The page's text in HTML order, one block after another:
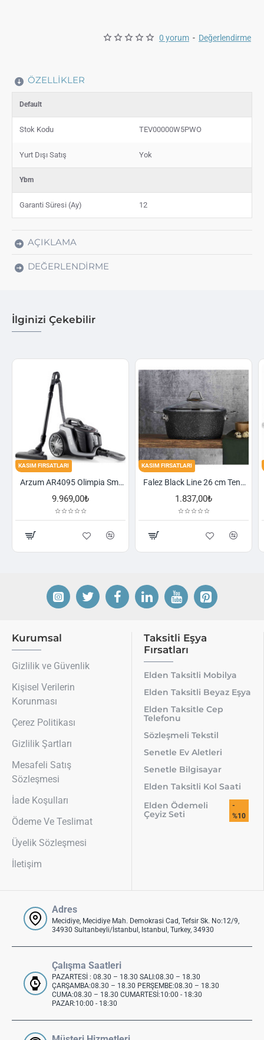
0 yorum - Değerlendirme
ÖZELLIKLER
Default
Stok Kodu TEV00000W5PWO
Yurt Dışı Satış Yok
Ybm
Garanti Süresi (Ay) 12
AÇIKLAMA
DEĞERLENDIRME
İlginizi Çekebilir
KASIM FIRSATLARI
Falez Black Line 26 cm Tencere
1.837,00₺
KASIM FIRSATLARI
Schafer Cookhaus 6 Parça Çelik Sahan Seti-Gümüş
2.521,00₺
Kurumsal
Gizlilik ve Güvenlik
Kişisel Verilerin
Korunması
Çerez Politikası
Gizlilik Şartları
Mesafeli Satış
Sözleşmesi
İade Koşulları
Ödeme Ve Teslimat
Üyelik Sözleşmesi
İletişim
Taksitli Eşya
Fırsatları
Elden Taksitli Mobilya
Elden Taksitli Beyaz Eşya
Elden Taksitle Cep
Telefonu
Sözleşmeli Tekstil
Senetle Ev Aletleri
Senetle Bilgisayar
Elden Taksitli Kol Saati
Elden Ödemeli
Çeyiz Seti
-
%10
Adres
Mecidiye, Mecidiye Mah. Demokrasi Cad, Tefsir Sk. No:12/9,
34930 Sultanbeyli/İstanbul, Istanbul, Turkey, 34930
Çalışma Saatleri
PAZARTESİ : 08.30 – 18.30 SALI:08.30 – 18.30
ÇARŞAMBA:08.30 – 18.30 PERŞEMBE:08.30 – 18.30
CUMA:08.30 – 18.30 CUMARTESİ:10:00 - 18:30
PAZAR:10:00 - 18:30